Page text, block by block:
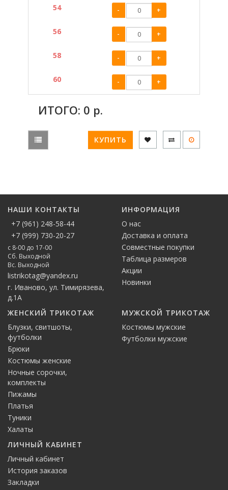
54 - +
56 - +
58 - +
60 - +
ИТОГО: 0 р.
КУПИТЬ
НАШИ КОНТАКТЫ
+7 (961) 248-58-44
+7 (999) 730-20-27
с 8-00 до 17-00
Сб. Выходной
Вс. Выходной
listrikotag@yandex.ru
г. Иваново, ул. Тимирязева,
д.1А
ИНФОРМАЦИЯ
О нас
Доставка и оплата
Совместные покупки
Таблица размеров
Акции
Новинки
ЖЕНСКИЙ ТРИКОТАЖ
Блузки, свитшоты,
футболки
Брюки
Костюмы женские
Ночные сорочки,
комплекты
Пижамы
Платья
Туники
Халаты
МУЖСКОЙ ТРИКОТАЖ
Костюмы мужские
Футболки мужские
ЛИЧНЫЙ КАБИНЕТ
Личный кабинет
История заказов
Закладки